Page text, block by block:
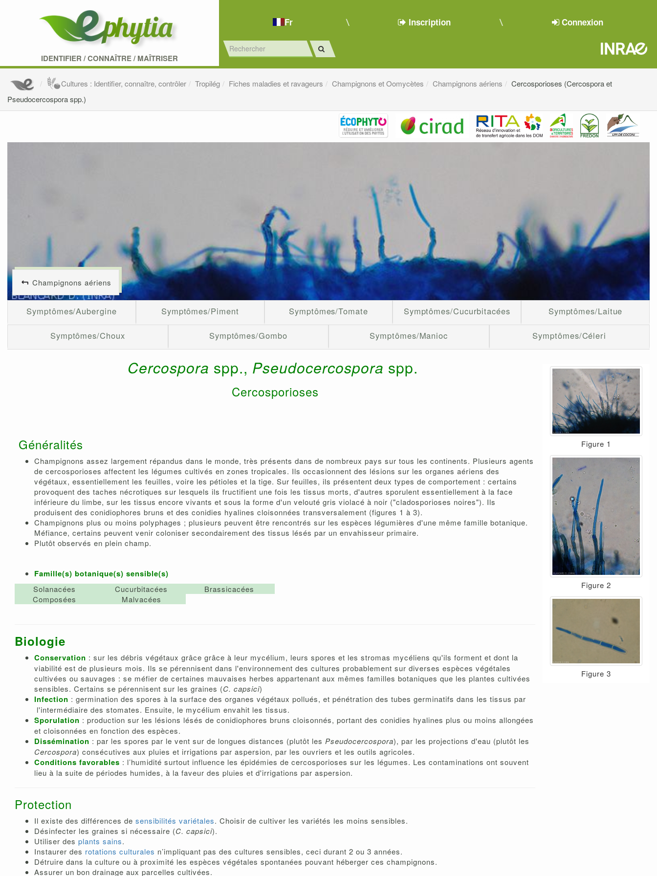
IDENTIFIER /CONNAÎTRE/MAÎTRISER
Fr Inscription Connexion
Cultures : Identifier, connaître, contrôler Tropilég Fiches maladies et ravageurs Champignons et Oomycètes Champignons aériens
Cercosporioses (Cercospora et
Pseudocercospora spp.)
Champignons aériens
Symptômes/Aubergine Symptômes/Piment Symptômes/Tomate Symptômes/Cucurbitacées Symptômes/Laitue
Symptômes/Choux Symptômes/Gombo Symptômes/Manioc Symptômes/Céleri
Cercospora spp., Pseudocercospora spp.
Cercosporioses
Généralités
Champignons assez largement répandus dans le monde, très présents dans de nombreux pays sur tous les continents. Plusieurs agents
de cercosporioses affectent les légumes cultivés en zones tropicales. Ils occasionnent des lésions sur les organes aériens des
végétaux, essentiellement les feuilles, voire les pétioles et la tige. Sur feuilles, ils présentent deux types de comportement : certains
provoquent des taches nécrotiques sur lesquels ils fructifient une fois les tissus morts, d'autres sporulent essentiellement à la face
inférieure du limbe, sur les tissus encore vivants et sous la forme d'un velouté gris violacé à noir ("cladosporioses noires"). Ils
produisent des conidiophores bruns et des conidies hyalines cloisonnées transversalement (figures 1 à 3).
Champignons plus ou moins polyphages ; plusieurs peuvent être rencontrés sur les espèces légumières d'une même famille botanique.
Méfiance, certains peuvent venir coloniser secondairement des tissus lésés par un envahisseur primaire.
Plutôt observés en plein champ.
Famille(s) botanique(s) sensible(s)
Solanacées Cucurbitacées
Brassicacées
Composées
Malvacées
Biologie
Conservation : sur les débris végétaux grâce grâce à leur mycélium, leurs spores et les stromas mycéliens qu'ils forment et dont la
viabilité est de plusieurs mois. Ils se pérennisent dans l'environnement des cultures probablement sur diverses espèces végétales
cultivées ou sauvages : se méfier de certaines mauvaises herbes appartenant aux mêmes familles botaniques que les plantes cultivées
sensibles. Certains se pérennisent sur les graines (C. capsici)
Infection : germination des spores à la surface des organes végétaux pollués, et pénétration des tubes germinatifs dans les tissus par
l'intermédiaire des stomates. Ensuite, le mycélium envahit les tissus.
Sporulation : production sur les lésions lésés de conidiophores bruns cloisonnés, portant des conidies hyalines plus ou moins allongées
et cloisonnées en fonction des espèces.
Dissémination : par les spores par le vent sur de longues distances (plutôt les Pseudocercospora), par les projections d'eau (plutôt les
Cercospora) consécutives aux pluies et irrigations par aspersion, par les ouvriers et les outils agricoles.
Conditions favorables : l’humidité surtout influence les épidémies de cercosporioses sur les légumes. Les contaminations ont souvent
lieu à la suite de périodes humides, à la faveur des pluies et d'irrigations par aspersion.
Protection
Il existe des différences de sensibilités variétales. Choisir de cultiver les variétés les moins sensibles.
Désinfecter les graines si nécessaire (C. capsici).
Utiliser des plants sains.
Instaurer des rotations culturales n’impliquant pas des cultures sensibles, ceci durant 2 ou 3 années.
Détruire dans la culture ou à proximité les espèces végétales spontanées pouvant héberger ces champignons.
Assurer un bon drainage aux parcelles cultivées.
Figure 1
Figure 2
Figure 3